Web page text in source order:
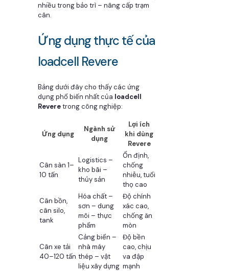
nhiều trong bảo trì – nâng cấp trạm
cân.
Ứng dụng thực tế của
loadcell Revere
Bảng dưới đây cho thấy các ứng
dụng phổ biến nhất của loadcell
Reveretrong công nghiệp:
Ứng dụng
Ngành sử
dụng
Lợi ích
khi dùng
Revere
Cân sàn 1–
10 tấn
Logistics –
kho bãi –
thủy sản
Ổn định,
chống
nhiễu, tuổi
thọ cao
Cân bồn,
cân silo,
tank
Hóa chất –
sơn – dung
môi – thực
phẩm
Độ chính
xác cao,
chống ăn
mòn
Cân xe tải
40–120 tấn
Cảng biển –
nhà máy
thép – vật
liệu xây dựng
Độ bền
cao, chịu
va đập
mạnh